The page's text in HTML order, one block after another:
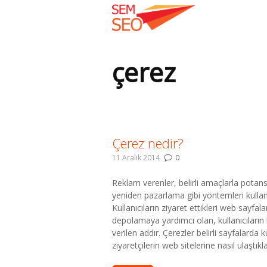
çerez
Çerez nedir?
11 Aralık 2014 0
Reklam verenler, belirli amaçlarla
yeniden pazarlama gibi yöntemleri
Kullanıcıların ziyaret ettikleri web
depolamaya yardımcı olan,
verilen addır. Çerezler belirli sayfalarda
ziyaretçilerin web sitelerine nasıl